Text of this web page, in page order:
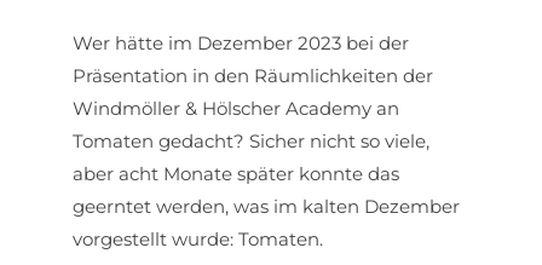
Wer hätte im Dezember 2023 bei der
Präsentation in den Räumlichkeiten der
Windmöller & Hölscher Academy an
Tomaten gedacht? Sicher nicht so viele,
aber acht Monate später konnte das
geerntet werden, was im kalten Dezember
vorgestellt wurde: Tomaten.